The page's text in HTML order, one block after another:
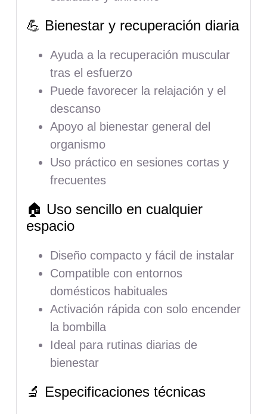
💪 Bienestar y recuperación diaria
Ayuda a la recuperación muscular
tras el esfuerzo
Puede favorecer la relajación y el
descanso
Apoyo al bienestar general del
organismo
Uso práctico en sesiones cortas y
frecuentes
🏠 Uso sencillo en cualquier
espacio
Diseño compacto y fácil de instalar
Compatible con entornos
domésticos habituales
Activación rápida con solo encender
la bombilla
Ideal para rutinas diarias de
bienestar
🔬 Especificaciones técnicas